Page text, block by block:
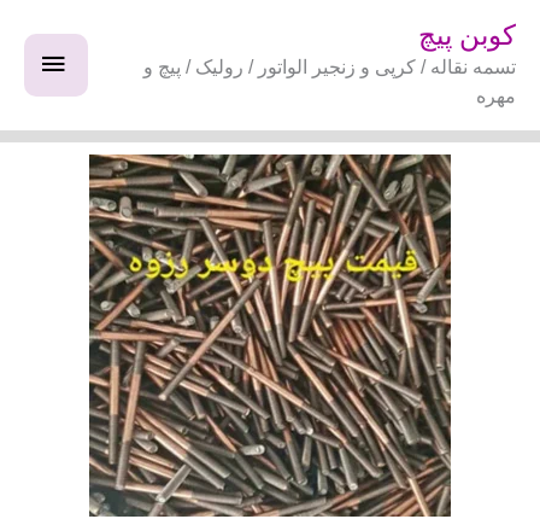
کوبن پیچ
تسمه نقاله / کرپی و زنجیر الواتور / رولیک / پیچ و
مهره